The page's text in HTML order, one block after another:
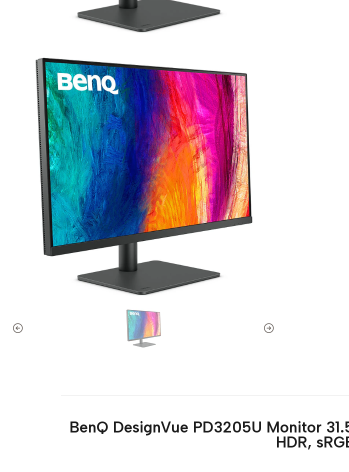
BenQ DesignVue PD3205U Monitor
HDR,